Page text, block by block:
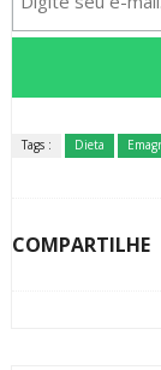
Tags : Dieta
COMPARTILHE